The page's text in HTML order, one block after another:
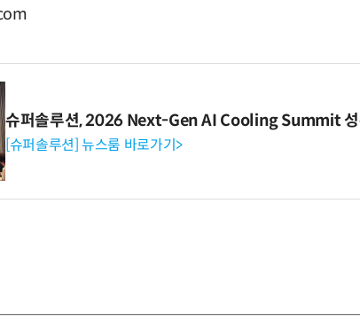
슈퍼솔루션, 2026 Next-Gen AI Cooling Summit 성
[슈퍼솔루션] 뉴스룸 바로가기>